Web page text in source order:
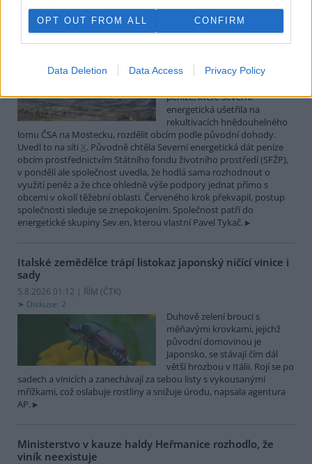
OPT OUT FROM ALL CONFIRM
Data Deletion Data Access Privacy Policy
Červený chce peníze ušetřené za rekultivaci rozdělit
obcím podle původní dohody
5.8.2026 01:29 (ČTK)
Ministr životního prostředí
peníze, které Severní
energetická ušetřila na
rekultivacích hnědouhelného
lomu ČSA na Mostecku, rozdělit obcím podle původní dohody.
Uvedl to na síti X. Původně chtěla Severní energetická dát peníze
obcím prostřednictvím Státního fondu životního prostředí (SFŽP),
v pondělí ale společnost uvedla, že hodlá sama rozhodnout o
využití peněz a že chce ohledně výše podpory jednat přímo s
obcemi v okolí těžební oblasti. Červeného krok překvapil, postup
společnosti sleduje se znepokojením. Společnost patří do
energetické skupiny Sev.en, kterou vlastní Pavel Tykač.
Italské zemědělce trápí listokaz japonský ničící vinice i
sady
5.8.2026 01:12 | ŘÍM (ČTK)
Diskuse: 2
Duhově zelení brouci s
měňavými krovkami, jejichž
původní domovinou je
Japonsko, se stávají čím dál
větší hrozbou v Itálii. Rojí se po
sadech a vinicích a zanechávají za sebou listy s vykousanými
mřížkami, což oslabuje rostliny a snižuje úrodu, napsala agentura
AP.
Ministerstvo v kauze haldy Heřmanice rozhodlo, že
viník neexistuje